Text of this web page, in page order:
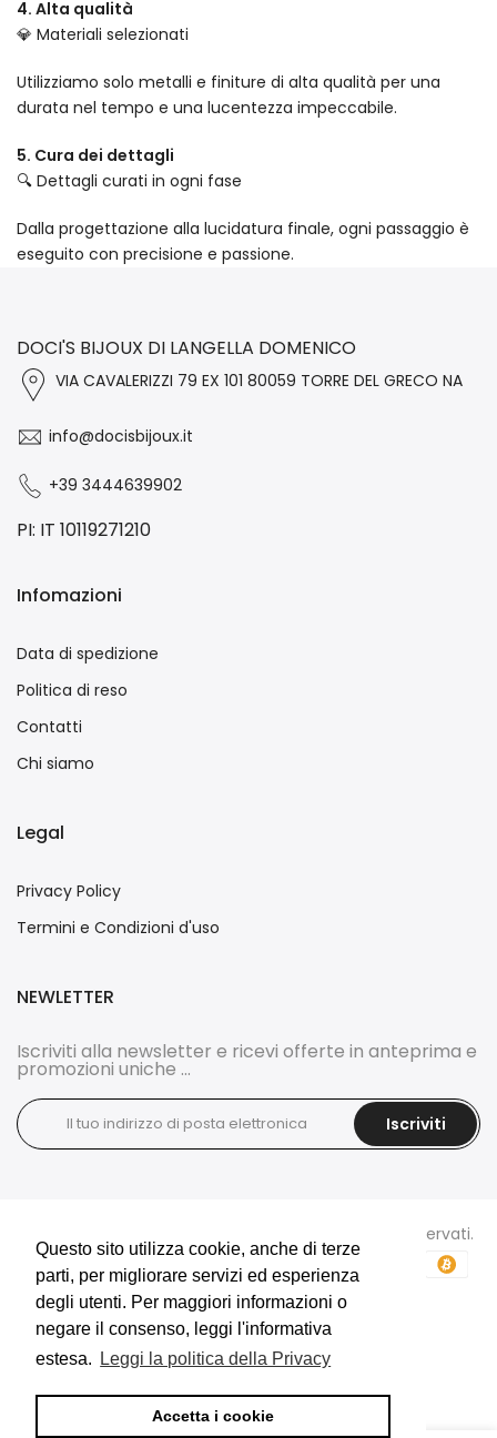
Questo sito utilizza cookie, anche di terze
parti, per migliorare servizi ed esperienza
degli utenti. Per maggiori informazioni o
negare il consenso, leggi l'informativa
estesa.
Leggi la politica della Privacy
Accetta i cookie
Questo sito utilizza cookie, anche di terze
parti, per migliorare servizi ed esperienza
degli utenti. Per maggiori informazioni o
negare il consenso, leggi l'informativa
estesa.
Leggi la politica della Privacy
Accetta i cookie
4. Alta qualità
💎 Materiali selezionati
Utilizziamo solo metalli e finiture di alta qualità per una
durata nel tempo e una lucentezza impeccabile.
5. Cura dei dettagli
🔍 Dettagli curati in ogni fase
Dalla progettazione alla lucidatura finale, ogni passaggio è
eseguito con precisione e passione.
DOCI'S BIJOUX DI LANGELLA DOMENICO
VIA CAVALERIZZI 79 EX 101 80059 TORRE DEL GRECO NA
info@docisbijoux.it
+39 3444639902
PI: IT 10119271210
Infomazioni
Data di spedizione
Politica di reso
Contatti
Chi siamo
Legal
Privacy Policy
Termini e Condizioni d'uso
NEWLETTER
Iscriviti alla newsletter e ricevi offerte in anteprima e
promozioni uniche ...
Iscriviti
tutti i diritti sono riservati.
E-Commerce e Marketing realizzati da